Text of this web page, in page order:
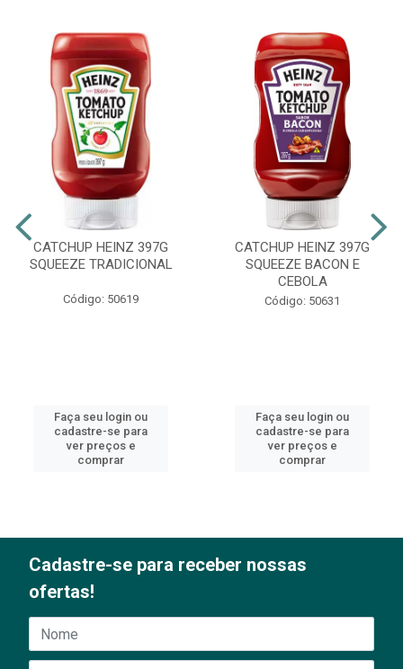
CATCHUP HEINZ 397G
SQUEEZE TRADICIONAL
Código: 50619
Faça seu login ou
cadastre-se para
ver preços e
comprar
CATCHUP HEINZ 397G
SQUEEZE BACON E
CEBOLA
Código: 50631
Faça seu login ou
cadastre-se para
ver preços e
comprar
Cadastre-se para receber nossas
ofertas!